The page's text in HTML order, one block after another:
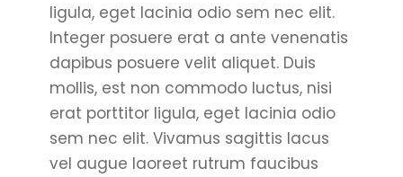
ligula, eget lacinia odio sem nec elit.
Integer posuere erat a ante venenatis
dapibus posuere velit aliquet. Duis
mollis, est non commodo luctus, nisi
erat porttitor ligula, eget lacinia odio
sem nec elit. Vivamus sagittis lacus
vel augue laoreet rutrum faucibus